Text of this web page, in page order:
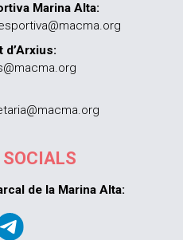
Marina Alta:
de la Marina Alta: